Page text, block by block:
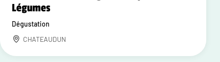
Légumes
Dégustation
CHATEAUDUN